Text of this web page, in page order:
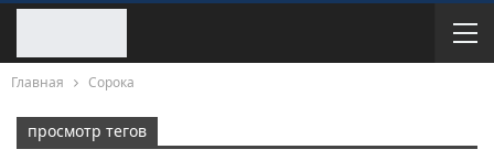
Главная Сорока
просмотр тегов